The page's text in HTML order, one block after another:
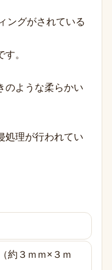
ングがされている
。
のような柔らかい
処理が行われてい
約３ｍｍ×３ｍ